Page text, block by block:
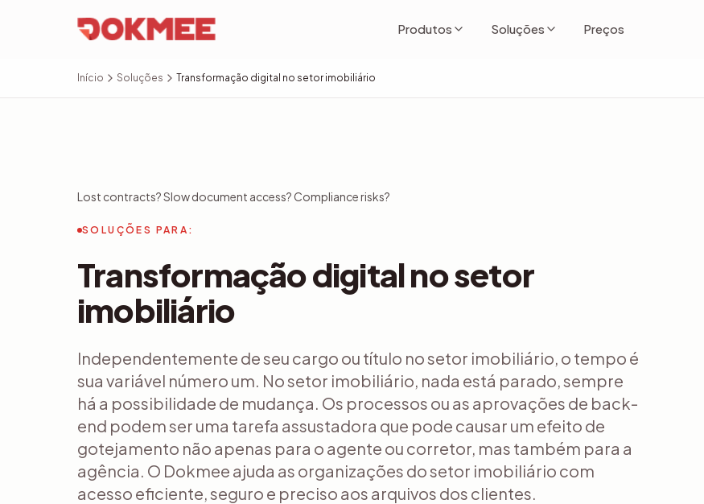
Produtos Soluções Preços
Início Soluções Transformação digital no setor imobiliário
Lost contracts? Slow document access? Compliance risks?
SOLUÇÕES PARA:
Transformação digital no setor
imobiliário
Independentemente de seu cargo ou título no setor imobiliário, o tempo é
sua variável número um. No setor imobiliário, nada está parado, sempre
há a possibilidade de mudança. Os processos ou as aprovações de back-
end podem ser uma tarefa assustadora que pode causar um efeito de
gotejamento não apenas para o agente ou corretor, mas também para a
agência. O Dokmee ajuda as organizações do setor imobiliário com
acesso eficiente, seguro e preciso aos arquivos dos clientes.